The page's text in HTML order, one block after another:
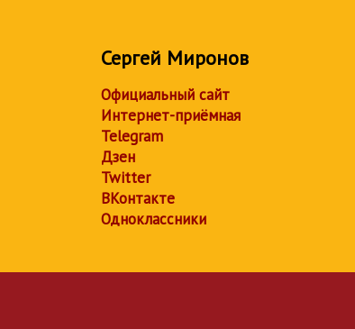
Сергей Миронов
Официальный сайт
Интернет-приёмная
Telegram
Дзен
Twitter
ВКонтакте
Одноклассники